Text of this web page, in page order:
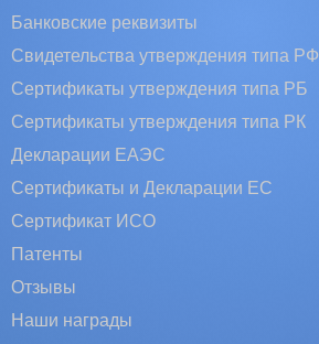
Банковские реквизиты
Свидетельства утверждения типа РФ
Сертификаты утверждения типа РБ
Сертификаты утверждения типа РК
Декларации ЕАЭС
Сертификаты и Декларации EC
Сертификат ИСО
Патенты
Отзывы
Наши награды